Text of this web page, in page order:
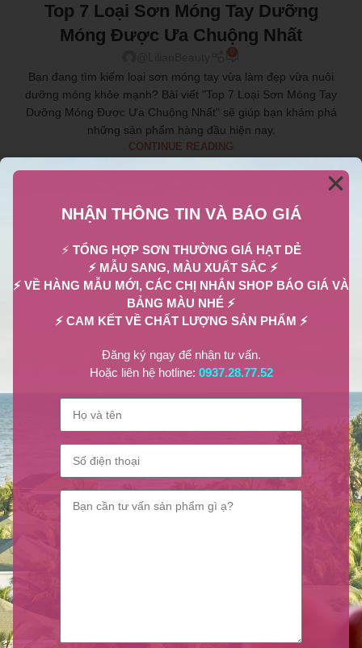
Top 7 Loại Sơn Móng Tay Dưỡng
Móng Được Ưa Chuộng Nhất
Bạn đang tìm kiếm loại sơn móng tay vừa làm đẹp vừa nuôi
dưỡng móng khỏe mạnh? Bài viết "Top 7 Loại Sơn Móng Tay
Dưỡng Móng Được Ưa Chuộng Nhất" sẽ giúp bạn khám phá
những sản phẩm hàng đầu hiện nay.
CONTINUE READING
NHẬN THÔNG TIN VÀ BÁO GIÁ
⚡ TỔNG HỢP SƠN THƯỜNG GIÁ HẠT DẺ
⚡ MẪU SANG, MÀU XUẤT SẮC ⚡
⚡ VỀ HÀNG MẪU MỚI, CÁC CHỊ NHẮN SHOP BÁO GIÁ VÀ
BẢNG MÀU NHÉ ⚡
⚡ CAM KẾT VỀ CHẤT LƯỢNG SẢN PHẨM ⚡
Đăng ký ngay để nhận tư vấn.
Hoặc liên hệ hotline: 0937.28.77.52